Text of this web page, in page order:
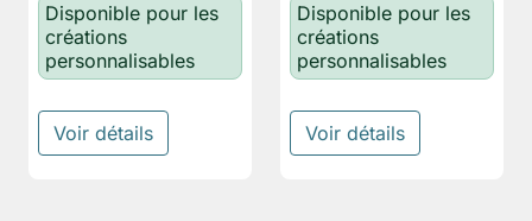
Disponible pour les
créations
personnalisables
Voir détails
Disponible pour les
créations
personnalisables
Voir détails